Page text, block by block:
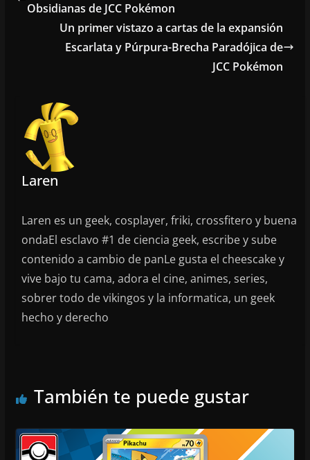
Obsidianas de JCC Pokémon
Un primer vistazo a cartas de la expansión
Escarlata y Púrpura-Brecha Paradójica de
JCC Pokémon
Laren
Laren es un geek, cosplayer, friki, crossfitero y buena
ondaEl esclavo #1 de ciencia geek, escribe y sube
contenido a cambio de panLe gusta el cheescake y
vive bajo tu cama, adora el cine, animes, series,
sobrer todo de vikingos y la informatica, un geek
hecho y derecho
También te puede gustar